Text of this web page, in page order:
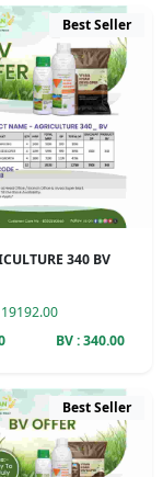
Best Seller
340 BV
BV : 340.00
Best Seller